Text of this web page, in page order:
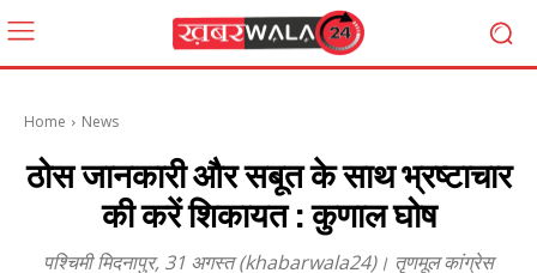
Home News
ठोस जानकारी और सबूत के साथ भ्रष्‍टाचार
की करें शिकायत : कुणाल घोष
पश्चिमी मिदनापुर, 31 अगस्‍त (khabarwala24)। तृणमूल कांग्रेस